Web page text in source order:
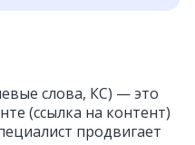
слова, КС) — это
(ссылка на контент)
продвигает